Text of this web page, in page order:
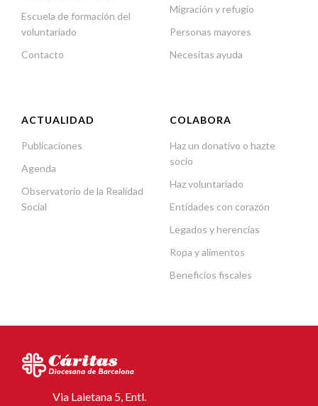
Escuela de formación del
voluntariado
Contacto
Migración y refugio
Personas mayores
Necesitas ayuda
ACTUALIDAD
Publicaciones
Agenda
Observatorio de la Realidad
Social
COLABORA
Haz un donativo o hazte
socio
Haz voluntariado
Entidades con corazón
Legados y herencias
Ropa y alimentos
Beneficios fiscales
Via Laietana 5, Entl.